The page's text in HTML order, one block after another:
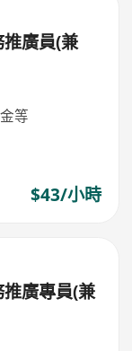
廣員(兼
等
$43/小時
廣專員(兼